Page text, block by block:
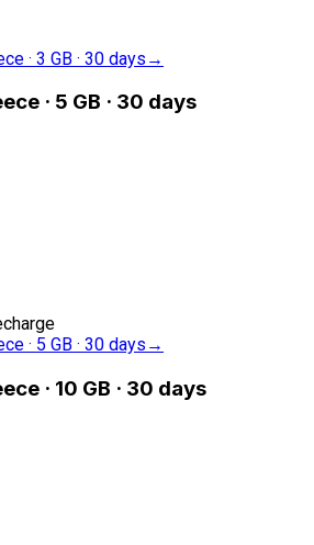
· 3 GB · 30 days →
· 5 GB · 30 days
· 5 GB · 30 days →
· 10 GB · 30 days